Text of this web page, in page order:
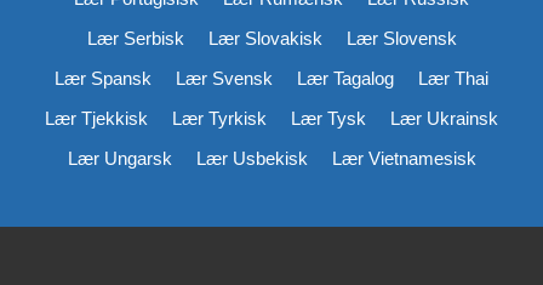
Lær Serbisk
Lær Slovakisk
Lær Slovensk
Lær Spansk
Lær Svensk Lær Tagalog
Lær Thai
Lær Tjekkisk
Lær Tyrkisk Lær Tysk
Lær Ukrainsk
Lær Ungarsk
Lær Usbekisk Lær Vietnamesisk